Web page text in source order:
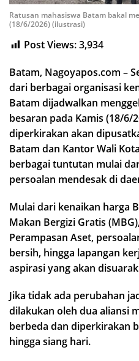
Ratusan mahasiswa Batam bakal
(18/6/2026) (ilustrasi)
Post Views:3,934
Batam, Nagoyapos.com –
dari berbagai organisasi
Batam dijadwalkan
besaran pada Kamis (18/6/
diperkirakan akan
Batam dan Kantor Wali
berbagai tuntutan mulai
persoalan mendesak di
Mulai dari kenaikan harga
Makan Bergizi Gratis
Perampasan Aset,
bersih, hingga lapangan
aspirasi yang akan
Jika tidak ada perubahan
dilakukan oleh dua aliansi
berbeda dan diperkirakan
hingga siang hari.